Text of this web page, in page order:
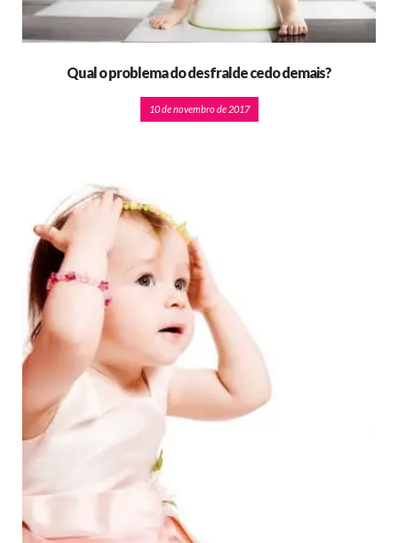
Qual o problema do desfralde cedo demais?
10 de novembro de 2017